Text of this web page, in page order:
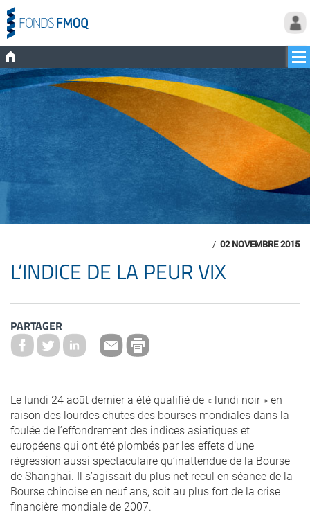
/ 02 NOVEMBRE 2015
L’INDICE DE LA PEUR VIX
PARTAGER
Le lundi 24 août dernier a été qualifié de « lundi noir » en
raison des lourdes chutes des bourses mondiales dans la
foulée de l’effondrement des indices asiatiques et
européens qui ont été plombés par les effets d’une
régression aussi spectaculaire qu’inattendue de la Bourse
de Shanghai. Il s’agissait du plus net recul en séance de la
Bourse chinoise en neuf ans, soit au plus fort de la crise
financière mondiale de 2007.